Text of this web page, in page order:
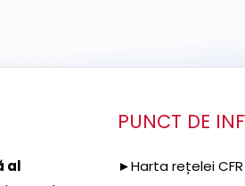
al
PUNCT DE
►Harta rețelei CFR